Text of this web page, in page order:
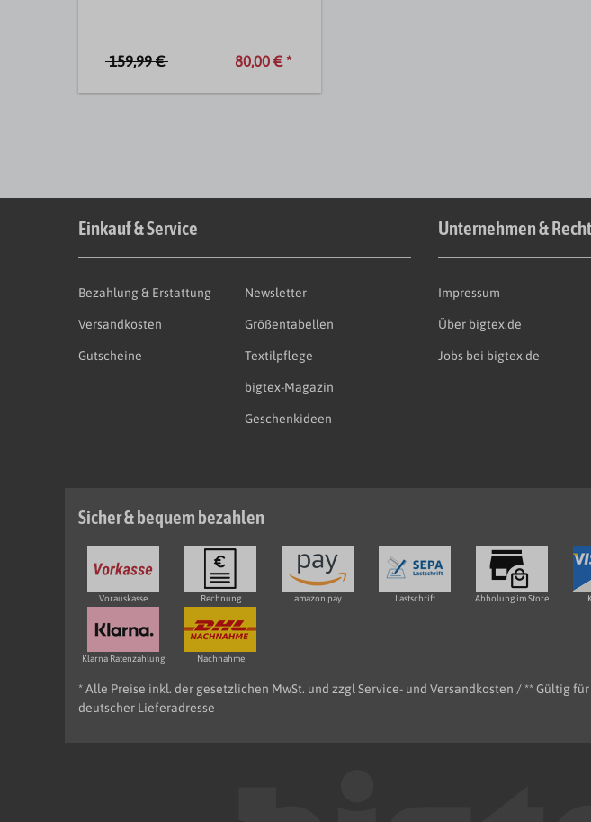
159,99 € 80,00 € *
Einkauf & Service
Bezahlung & Erstattung
Versandkosten
Gutscheine
Newsletter
Größentabellen
Textilpflege
bigtex-Magazin
Geschenkideen
Unternehmen &
Impressum
Über bigtex.de
Jobs bei bigtex.de
Sicher & bequem bezahlen
Vorauskasse Rechnung amazon pay Lastschrift Abholung im Store
Klarna Ratenzahlung Nachnahme
* Alle Preise inkl. der gesetzlichen MwSt. und zzgl Service- und Versandkosten / ** Gültig
deutscher Lieferadresse